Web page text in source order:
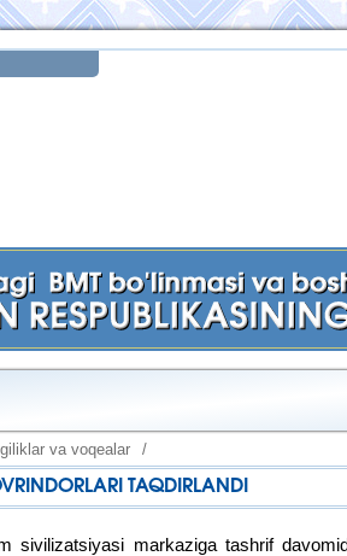
va voqealar /
TAQDIRLANDI
sivilizatsiyasi markaziga tashrif